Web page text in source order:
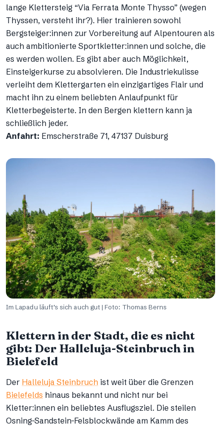
lange Klettersteig “Via Ferrata Monte Thysso” (wegen
Thyssen, versteht ihr?). Hier trainieren sowohl
Bergsteiger:innen zur Vorbereitung auf Alpentouren als
auch ambitionierte Sportkletter:innen und solche, die
es werden wollen. Es gibt aber auch Möglichkeit,
Einsteigerkurse zu absolvieren. Die Industriekulisse
verleiht dem Klettergarten ein einzigartiges Flair und
macht ihn zu einem beliebten Anlaufpunkt für
Kletterbegeisterte. In den Bergen klettern kann ja
schließlich jeder.
Anfahrt: Emscherstraße 71, 47137 Duisburg
Im Lapadu läuft’s sich auch gut | Foto: Thomas Berns
Klettern in der Stadt, die es nicht
gibt: Der Halleluja-Steinbruch in
Bielefeld
Der Halleluja Steinbruch ist weit über die Grenzen
Bielefelds hinaus bekannt und nicht nur bei
Kletter:innen ein beliebtes Ausflugsziel. Die steilen
Osning-Sandstein-Felsblockwände am Kamm des